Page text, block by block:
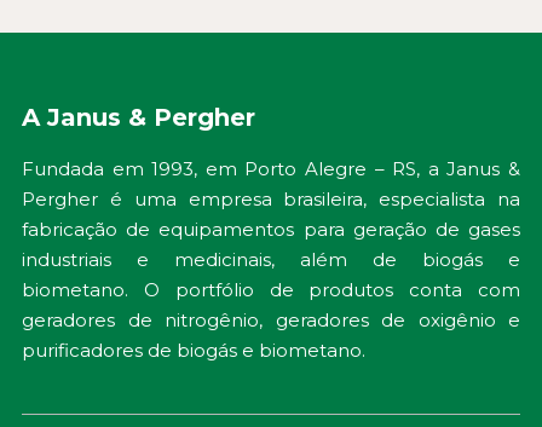
A Janus & Pergher
Fundada em 1993, em Porto Alegre – RS, a Janus &
Pergher é uma empresa brasileira, especialista na
fabricação de equipamentos para geração de gases
industriais e medicinais, além de biogás e
biometano. O portfólio de produtos conta com
geradores de nitrogênio, geradores de oxigênio e
purificadores de biogás e biometano.